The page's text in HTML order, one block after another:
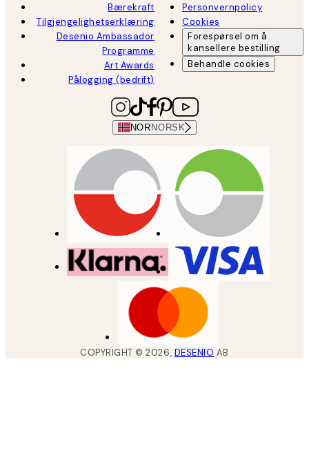
Bærekraft
Tilgjengelighetserklæring
Desenio Ambassador
Programme
Art Awards
Pålogging (bedrift)
Personvernpolicy
Cookies
Forespørsel om å
kansellere bestilling
Behandle cookies
NOR NORSK
COPYRIGHT ©2026, DESENIO AB